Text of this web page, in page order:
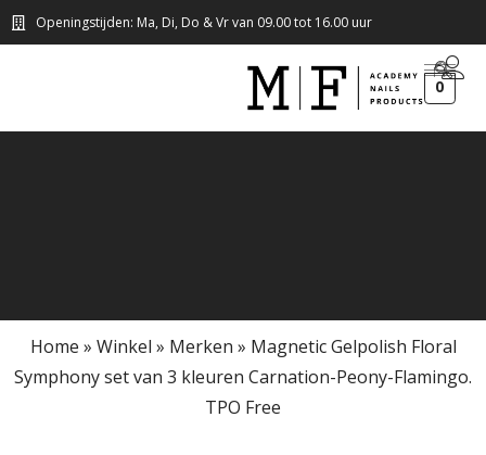
Openingstijden: Ma, Di, Do & Vr van 09.00 tot 16.00 uur
0
Home » Winkel » Merken » Magnetic Gelpolish Floral
Symphony set van 3 kleuren Carnation-Peony-Flamingo.
TPO Free